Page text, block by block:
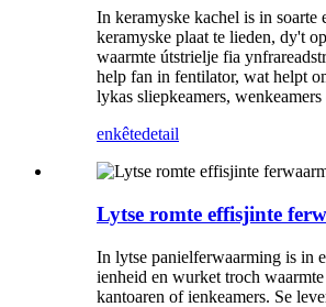
In keramyske kachel is in
keramyske plaat te lieden, dy't
waarmte útstrielje fia
help fan in fentilator, wat helpt
lykas sliepkeamers,
enkêtedetail
Lytse romte effisjinte
In lytse panielferwaarming is in
ienheid en wurket troch
kantoaren of ienkeamers. Se